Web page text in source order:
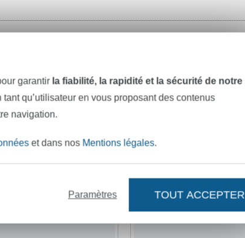
garantir la fiabilité, la rapidité et la sécurité de notre
qu’utilisateur en vous proposant des contenus
navigation.
et dans nos Mentions légales.
Paramètres TOUT ACCEPTER